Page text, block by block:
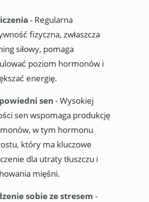
- Regularna
fizyczna, zwłaszcza
siłowy, pomaga
poziom hormonów i
energię.
sen - Wysokiej
sen wspomaga produkcję
w tym hormonu
który ma kluczowe
dla utraty tłuszczu i
mięśni.
sobie ze stresem -